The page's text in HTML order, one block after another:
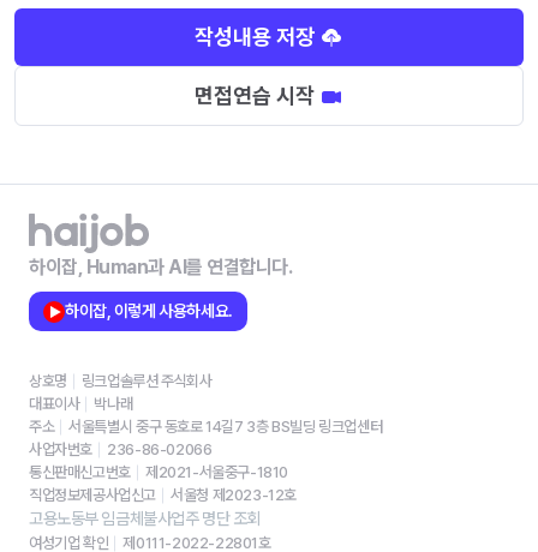
작성내용 저장
면접연습 시작
하이잡, Human과 AI를 연결합니다.
하이잡, 이렇게 사용하세요.
상호명
링크업솔루션 주식회사
대표이사
박나래
주소
서울특별시 중구 동호로 14길7 3층 BS빌딩 링크업센터
사업자번호
236-86-02066
통신판매신고번호
제2021-서울중구-1810
직업정보제공사업신고
서울청 제2023-12호
고용노동부 임금체불사업주 명단 조회
여성기업 확인 제0111-2022-22801호